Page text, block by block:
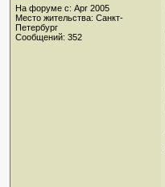
На форуме с: Apr 2005
Место жительства: Санкт-
Петербург
Сообщений: 352